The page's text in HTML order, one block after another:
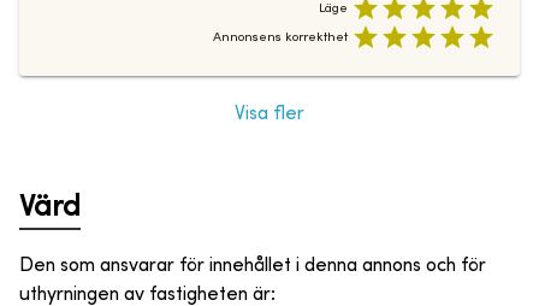
Läge
Annonsens korrekthet
Visa fler
Värd
Den som ansvarar för innehållet i denna annons och för
uthyrningen av fastigheten är: